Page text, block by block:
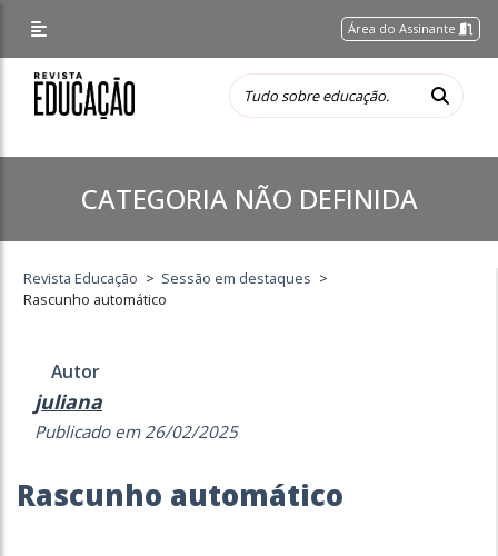
Área do Assinante
CATEGORIA NÃO DEFINIDA
Revista Educação > Sessão em destaques >
Rascunho automático
Autor
juliana
Publicado em 26/02/2025
Rascunho automático